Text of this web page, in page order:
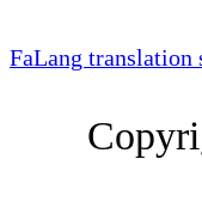
FaLang translation